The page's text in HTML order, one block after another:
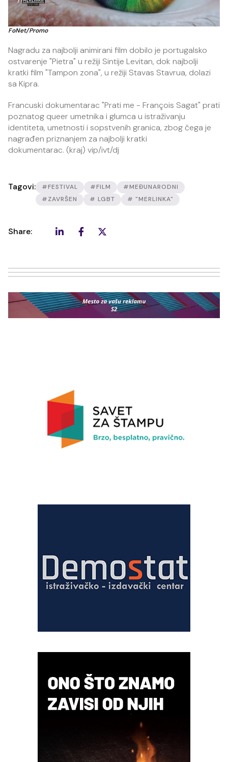
FoNet/Promo
Nagradu za najbolji animirani film dobilo je portugalsko
ostvarenje "Pietra" u režiji Sintije Levitan, dok najbolji
kratki film "Tampon zona", u režiji Stavas Stavrua, dolazi
sa Kipra.
Francuski dokumentarac "Prati me - François Sagat" prati
poznatog queer umetnika i glumca u istraživanju
identiteta, umetnosti i sopstvenih granica, zbog čega je
nagrađen priznanjem za najbolji kratki
dokumentarac. (kraj) vip/ivt/dj
Tagovi: #FESTIVAL #FILM
#MEĐUNARODNI
#ZAVRŠEN
# LGBT # "MERLINKA"
Share: